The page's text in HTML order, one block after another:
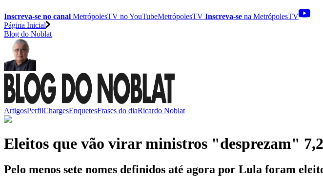
Inscreva-se no canal MetrópolesTV noYouTubeMetrópolesTV Inscreva-se na MetrópolesTV
Página Inicial
Blog do Noblat
ArtigosPerfilChargesEnquetesFrases do diaRicardo Noblat
Eleitos que vão virar ministros "desprezam"
Pelo menos sete nomes definidos até agora por Lula foram